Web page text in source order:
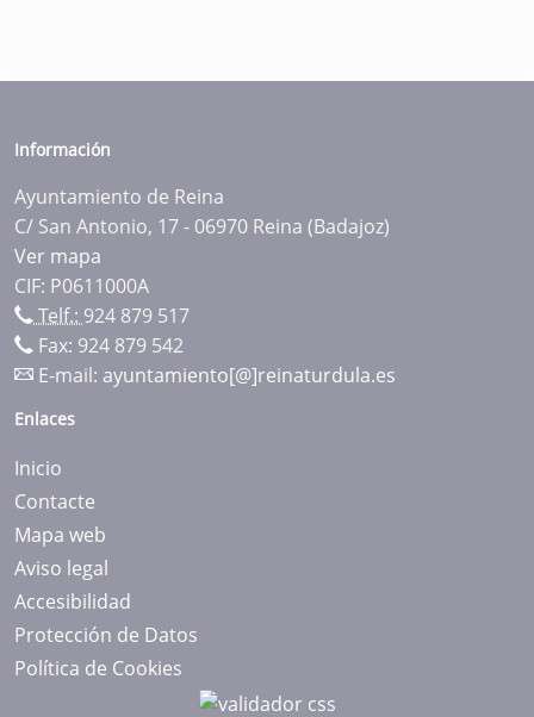
Información
Ayuntamiento de Reina
C/ San Antonio, 17 - 06970 Reina (Badajoz)
Ver mapa
CIF: P0611000A
Telf.: 924 879 517
Fax: 924 879 542
E-mail: ayuntamiento[@]reinaturdula.es
Enlaces
Inicio
Contacte
Mapa web
Aviso legal
Accesibilidad
Protección de Datos
Política de Cookies